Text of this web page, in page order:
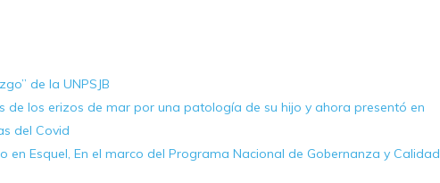
de la UNPSJB
de los erizos de mar por una patología de su hijo y ahora presentó en
del Covid
Esquel, En el marco del Programa Nacional de Gobernanza y Calidad